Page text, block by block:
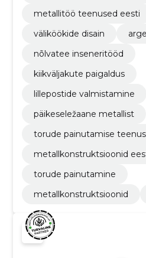
metallitöö teenused eesti
väliköökide disain
nõlvatee inseneritööd
kiikväljakute paigaldus
lillepostide valmistamine
päikeseležaane metallist
torude painutamise
metallkonstruktsioonid
torude painutamine
metallkonstruktsioonid